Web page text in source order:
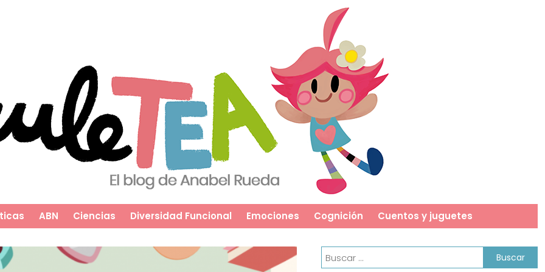
ABN Ciencias Diversidad Funcional Emociones Cognición Cuentos y juguetes
Buscar: